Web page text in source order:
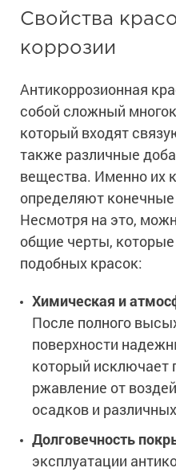
Ингибиторы коррозии
Шпатлевки для металла
Сопутствующие товары
Сопутствующие товары
Пищевая промышленность
Нефтегазовая
Для фасада
Сопутствующие товары
Для бетонных полов
Для металла
Для фасада
Для дерева
Для интерьеров
Сопутствующие товары
Антистатические
Для бетона
Сопутствующие товары
Промышленные
Промышленные полы
Ремонт промышленных
Защита железобетонных
Промышленные
Промышленные
Промышленные стены
Сопутствующие товары
Холодное цинкование
Грунтовки для холодного
Сопутствующие товары
Молотковые эмали
Для металла
Сопутствующие товары
Антикоррозионная защита
Толстослойные грунт-
Алюминиевые краски
Сопутствующие товары
Морозостойкие краски
Морозостойкие краски
Морозостойкие краски
Сопутствующие товары
Свойства
коррозии
Антикоррозионная
собой сложный
который входят
также различные
вещества. Именно их
определяют
Несмотря на это,
общие черты,
подобных красок:
Химическая и
После полного
поверхности
который
ржавление от
осадков и
Долговечность
эксплуатации